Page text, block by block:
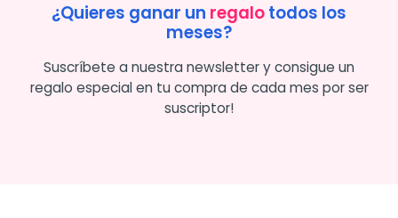
¿Quieres ganar un regalotodos los
meses?
Suscríbete a nuestra newsletter y consigue un
regalo especial en tu compra de cada mes por ser
suscriptor!